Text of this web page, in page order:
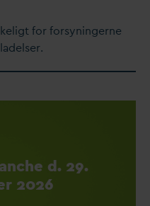
for forsyningerne
d. 29.
2026